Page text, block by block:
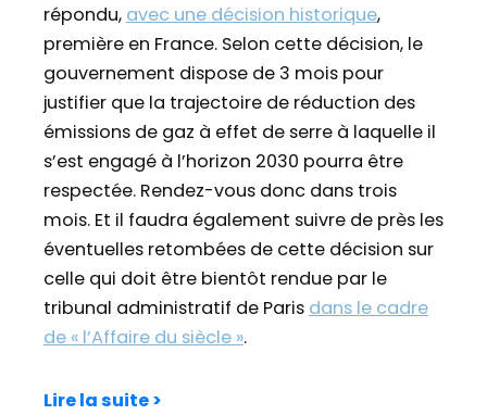
répondu, avec une décision historique,
première en France. Selon cette décision, le
gouvernement dispose de 3 mois pour
justifier que la trajectoire de réduction des
émissions de gaz à effet de serre à laquelle il
s’est engagé à l’horizon 2030 pourra être
respectée. Rendez-vous donc dans trois
mois. Et il faudra également suivre de près les
éventuelles retombées de cette décision sur
celle qui doit être bientôt rendue par le
tribunal administratif de Paris dans le cadre
de « l’Affaire du siècle ».
Lire la suite >